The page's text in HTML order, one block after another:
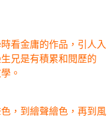
看金庸的作品，引人入
兄是有積累和閱歷的
。
，到繪聲繪色，再到風